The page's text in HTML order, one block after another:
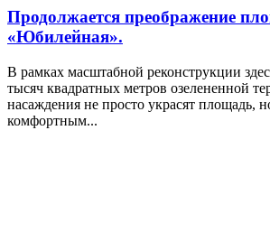
Продолжается преображение
«Юбилейная».
В рамках масштабной реконструкции
тысяч квадратных метров озелененной
насаждения не просто украсят площадь,
комфортным...